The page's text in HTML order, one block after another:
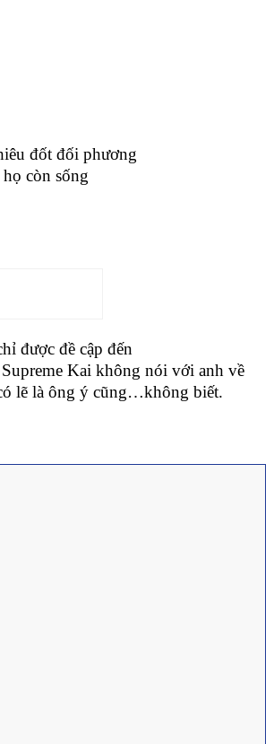
đốt đối phương
còn sống
được đề cập đến
Kai không nói với anh về
lẽ là ông ý cũng…không biết.